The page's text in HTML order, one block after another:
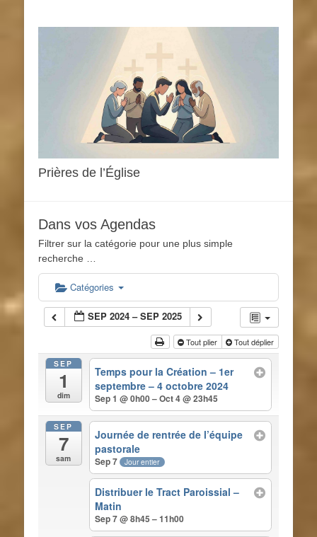
Prières de l’Église
Dans vos Agendas
Filtrer sur la catégorie pour une plus simple
recherche …
Catégories
SEP 2024 – SEP 2025
Tout plier Tout déplier
SEP
1
dim
Temps pour la Création – 1er
septembre – 4 octobre 2024
Sep 1 @ 0h00 – Oct 4 @ 23h45
SEP
7
sam
Journée de rentrée de l’équipe
pastorale
Sep 7 Jour entier
Distribuer le Tract Paroissial –
Matin
Sep 7 @ 8h45 – 11h00